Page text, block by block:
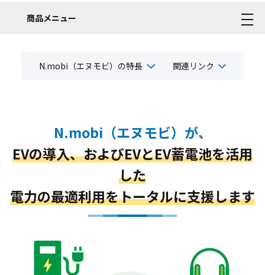
商品メニュー
N.mobi（エヌモビ）の特長 関連リンク
N.mobi（エヌモビ）が、
EVの導入、およびEVとEV蓄電池を活用
した
電力の最適利用をトータルに支援します